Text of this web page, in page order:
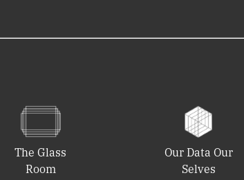
The Glass
Room
Our Data Our
Selves